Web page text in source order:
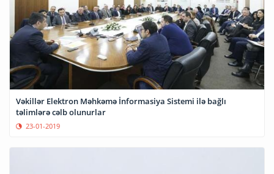
Vəkillər Elektron Məhkəmə İnformasiya Sistemi ilə bağlı
təlimlərə cəlb olunurlar
23-01-2019